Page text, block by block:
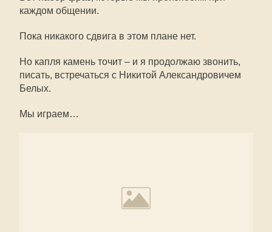
каждом общении.
Пока никакого сдвига в этом плане нет.
Но капля камень точит – и я продолжаю звонить,
писать, встречаться с Никитой Александровичем
Белых.
Мы играем…